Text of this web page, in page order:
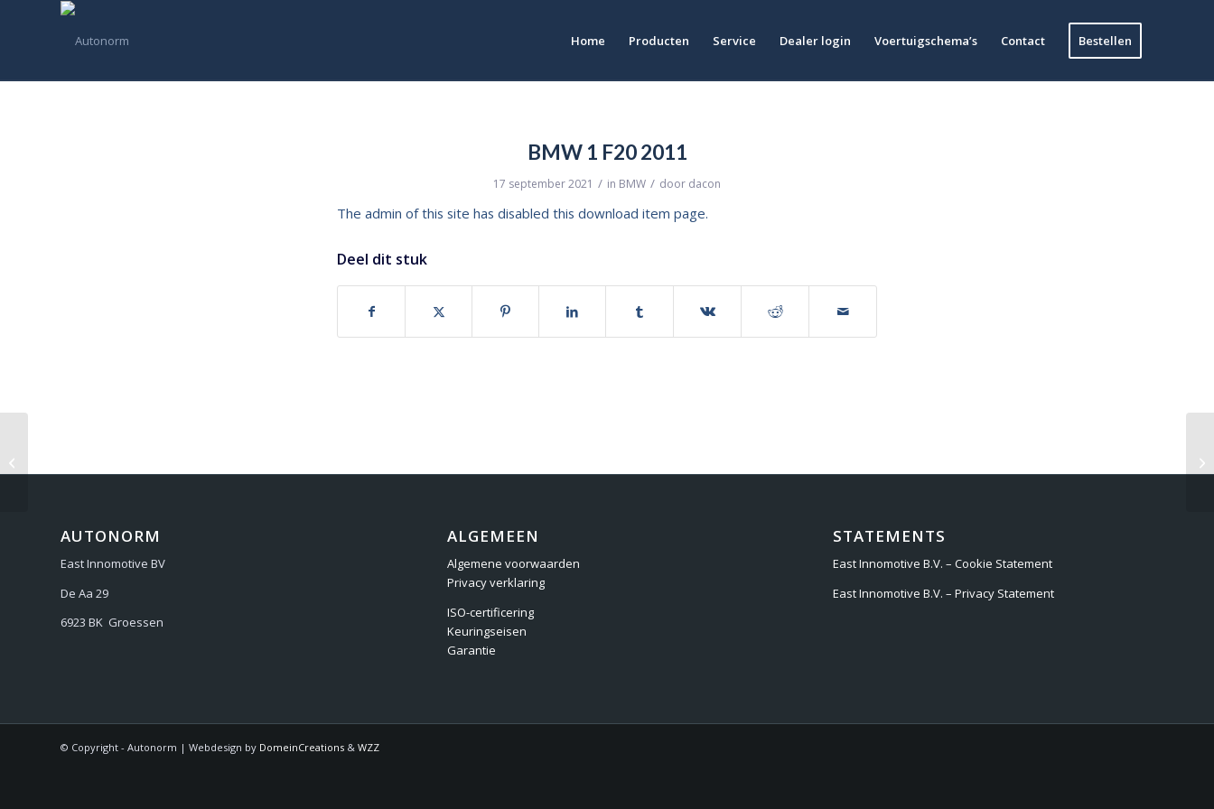
Home Producten Service Dealer login Voertuigschema’s Contact Bestellen
BMW 1 F20 2011
17 september 2021 / in BMW / door dacon
The admin of this site has disabled this download item page.
Deel dit stuk
AUTONORM
East Innomotive BV
De Aa 29
6923 BK Groessen
ALGEMEEN
Algemene voorwaarden
Privacy verklaring
ISO-certificering
Keuringseisen
Garantie
STATEMENTS
East Innomotive B.V. – Cookie Statement
East Innomotive B.V. – Privacy Statement
© Copyright - Autonorm | Webdesign by DomeinCreations & WZZ